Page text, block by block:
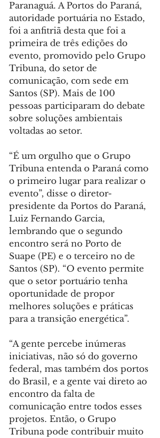
Paranaguá. A Portos do Paraná,
autoridade portuária no Estado,
foi a anfitriã desta que foi a
primeira de três edições do
evento, promovido pelo Grupo
Tribuna, do setor de
comunicação, com sede em
Santos (SP). Mais de 100
pessoas participaram do debate
sobre soluções ambientais
voltadas ao setor.
“É um orgulho que o Grupo
Tribuna entenda o Paraná como
o primeiro lugar para realizar o
evento”, disse o diretor-
presidente da Portos do Paraná,
Luiz Fernando Garcia,
lembrando que o segundo
encontro será no Porto de
Suape (PE) e o terceiro no de
Santos (SP). “O evento permite
que o setor portuário tenha
oportunidade de propor
melhores soluções e práticas
para a transição energética”.
“A gente percebe inúmeras
iniciativas, não só do governo
federal, mas também dos portos
do Brasil, e a gente vai direto ao
encontro da falta de
comunicação entre todos esses
projetos. Então, o Grupo
Tribuna pode contribuir muito